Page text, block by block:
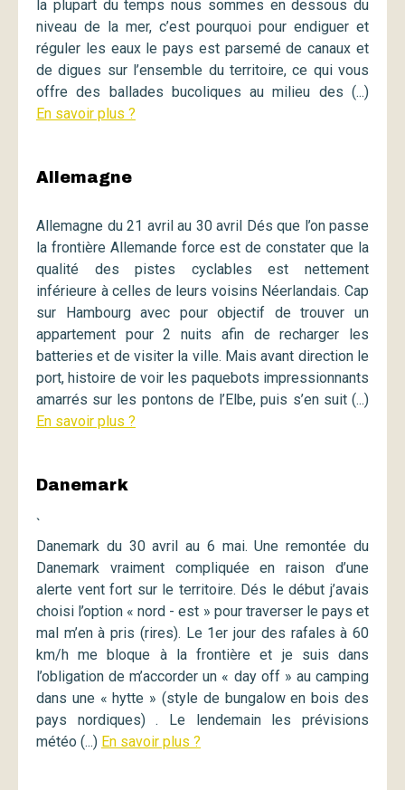
la plupart du temps nous sommes en dessous du
niveau de la mer, c’est pourquoi pour endiguer et
réguler les eaux le pays est parsemé de canaux et
de digues sur l’ensemble du territoire, ce qui vous
offre des ballades bucoliques au milieu des (...)
En savoir plus ?
Allemagne
Allemagne du 21 avril au 30 avril Dés que l’on passe
la frontière Allemande force est de constater que la
qualité des pistes cyclables est nettement
inférieure à celles de leurs voisins Néerlandais. Cap
sur Hambourg avec pour objectif de trouver un
appartement pour 2 nuits afin de recharger les
batteries et de visiter la ville. Mais avant direction le
port, histoire de voir les paquebots impressionnants
amarrés sur les pontons de l’Elbe, puis s’en suit (...)
En savoir plus ?
Danemark
`
Danemark du 30 avril au 6 mai. Une remontée du
Danemark vraiment compliquée en raison d’une
alerte vent fort sur le territoire. Dés le début j’avais
choisi l’option « nord - est » pour traverser le pays et
mal m’en à pris (rires). Le 1er jour des rafales à 60
km/h me bloque à la frontière et je suis dans
l’obligation de m’accorder un « day off » au camping
dans une « hytte » (style de bungalow en bois des
pays nordiques) . Le lendemain les prévisions
météo (...) En savoir plus ?